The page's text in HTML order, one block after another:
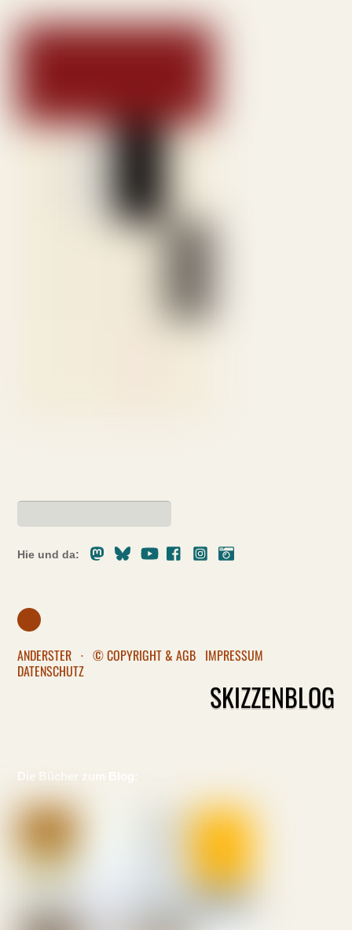
Hie und da:
MastodonBlueskyYoutubeFacebookInstagram
ANDERSTER · © COPYRIGHT & AGB IMPRESSUM
DATENSCHUTZ
SKIZZENBLOG
Die Bücher zum Blog: